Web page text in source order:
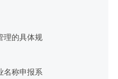
理的具体规
名称申报系